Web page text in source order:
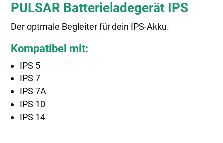
PULSAR Batterieladegerät IPS
Der optmale Begleiter für dein IPS-Akku.
Kompatibel mit:
IPS 5
IPS 7
IPS 7A
IPS 10
IPS 14